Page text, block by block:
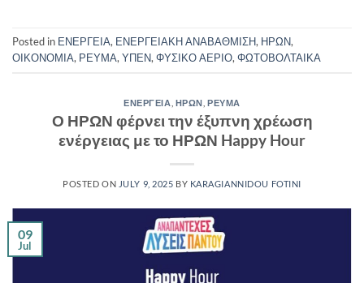
Posted in ΕΝΕΡΓΕΙΑ, ΕΝΕΡΓΕΙΑΚΗ ΑΝΑΒΑΘΜΙΣΗ, ΗΡΩΝ,
ΟΙΚΟΝΟΜΙΑ, ΡΕΥΜΑ, ΥΠΕΝ, ΦΥΣΙΚΟ ΑΕΡΙΟ, ΦΩΤΟΒΟΛΤΑΙΚΑ
ΕΝΕΡΓΕΙΑ ΗΡΩΝ ,ΡΕΥΜΑ
Ο ΗΡΩΝ φέρνει την έξυπνη χρέωση
ενέργειας με το ΗΡΩΝ Happy Hour
POSTED ON JULY 9, 2025 BY KARAGIANNIDOU FOTINI
09
Jul